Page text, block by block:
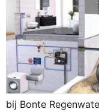
bij Bonte